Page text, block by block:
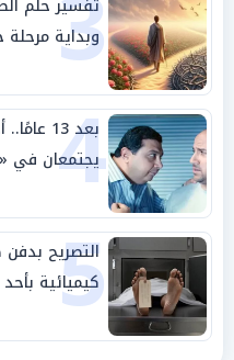
تفسير حلم
وبداية
4 بعد 13
يجتمعان في
5
التصريح
كيميائية